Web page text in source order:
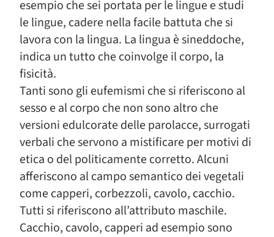
esempio che sei portata per le lingue e studi
le lingue, cadere nella facile battuta che si
lavora con la lingua. La lingua è sineddoche,
indica un tutto che coinvolge il corpo, la
fisicità.
Tanti sono gli eufemismi che si riferiscono al
sesso e al corpo che non sono altro che
versioni edulcorate delle parolacce, surrogati
verbali che servono a mistificare per motivi di
etica o del politicamente corretto. Alcuni
afferiscono al campo semantico dei vegetali
come capperi, corbezzoli, cavolo, cacchio.
Tutti si riferiscono all’attributo maschile.
Cacchio, cavolo, capperi ad esempio sono